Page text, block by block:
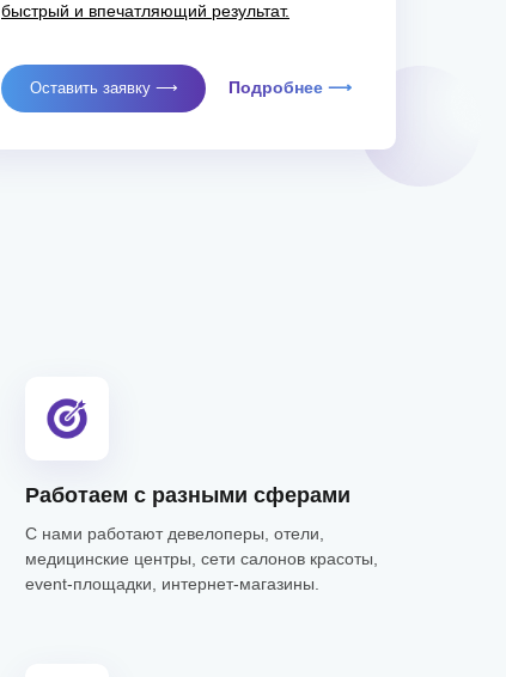
быстрый и впечатляющий результат.
Подробнее ⟶
Оставить заявку ⟶
Работаем с разными сферами
С нами работают девелоперы, отели,
медицинские центры, сети салонов красоты,
event-площадки, интернет-магазины.